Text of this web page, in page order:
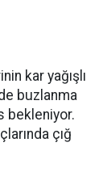
kar yağışlı
buzlanma
bekleniyor.
çığ